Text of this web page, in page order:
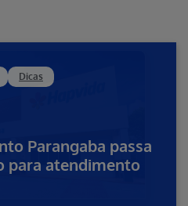
Dicas
Parangaba passa
para atendimento